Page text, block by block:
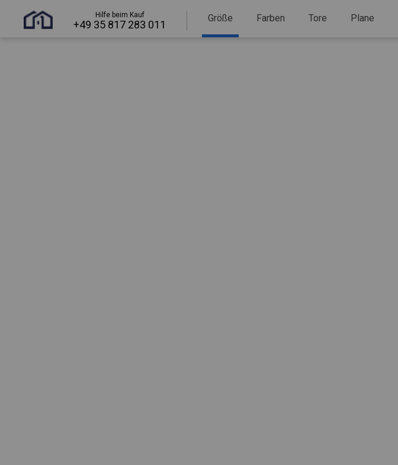
Hilfe beim Kauf
+49 35 817 283 011
Größe Farben Tore Plane